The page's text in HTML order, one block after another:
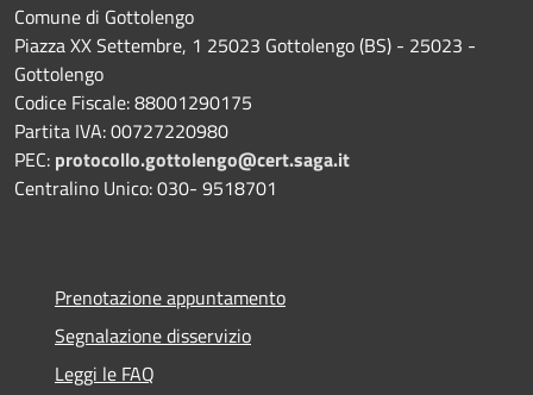
Comune di Gottolengo
Piazza XX Settembre, 1 25023 Gottolengo (BS) - 25023 -
Gottolengo
Codice Fiscale: 88001290175
Partita IVA: 00727220980
PEC: protocollo.gottolengo@cert.saga.it
Centralino Unico: 030- 9518701
Prenotazione appuntamento
Segnalazione disservizio
Leggi le FAQ